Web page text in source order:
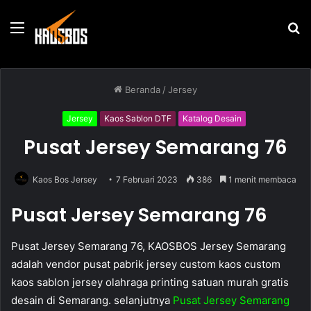
Menu
Beranda /Jersey
Jersey Kaos Sablon DTF Katalog Desain
Pusat Jersey Semarang 76
Kaos Bos Jersey 7 Februari 2023 386 1 menit membaca
Pusat Jersey Semarang 76
Pusat Jersey Semarang 76, KAOSBOS Jersey Semarang
adalah vendor pusat pabrik jersey custom kaos custom
kaos sablon jersey olahraga printing satuan murah gratis
desain di Semarang. selanjutnya Pusat Jersey Semarang